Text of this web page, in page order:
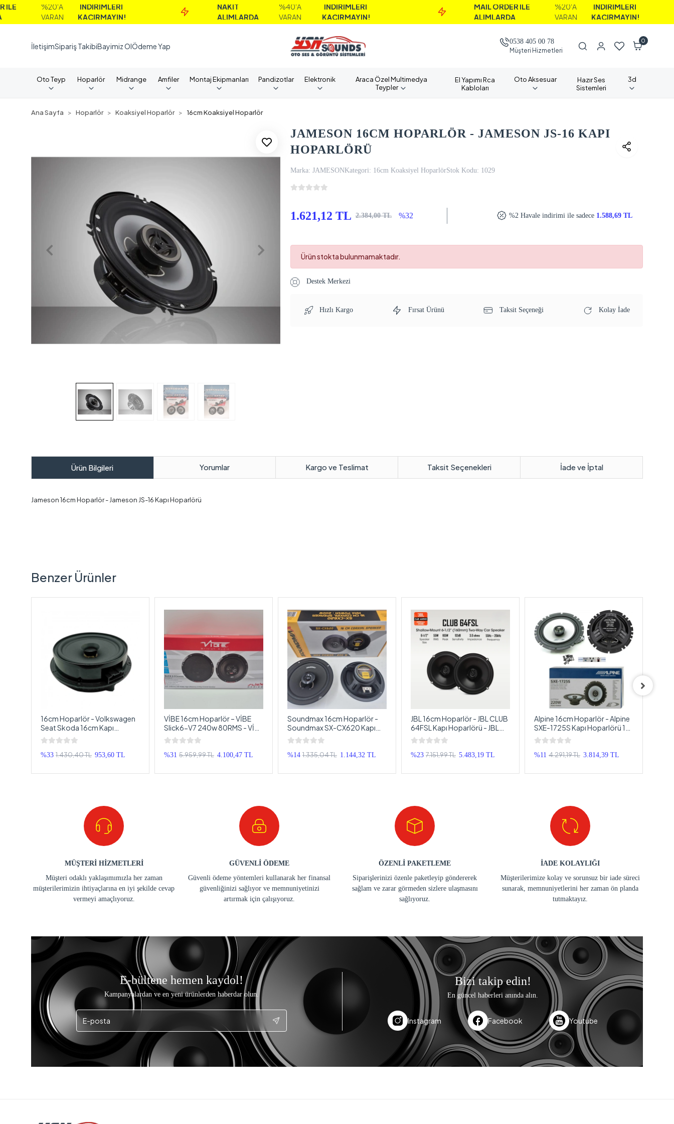
%20'A
İNDİRİMLERİ
KAÇIRMAYIN!
NAKİT
ALIMLARDA
VARAN
İNDİRİMLERİ
KAÇIRMAYIN!
MAİL ORDER İLE
ALIMLARDA
%20'A
İNDİRİMLERİ
KAÇIRMAYIN!
İletişimSipariş TakibiBayimiz OlÖdeme Yap
0538 405 00 78
Müşteri Hizmetleri
0
Oto Teyp Hoparlör Midrange Amfiler Montaj Ekipmanları Pandizotlar Elektronik
Araca Özel Multimedya
Teypler
El Yapımı Rca
Kabloları
Oto Aksesuar
Hazır Ses
Sistemleri
3d
Ana Sayfa Hoparlör Koaksiyel Hoparlör 16cm Koaksiyel Hoparlör
JAMESON 16CM HOPARLÖR - JAMESON JS-16 KAPI
HOPARLÖRÜ
Marka: JAMESONKategori: 16cm Koaksiyel HoparlörStok Kodu: 1029
1.621,12 TL 2.384,00 TL %32 %2 Havale indirimi ile sadece 1.588,69 TL
Ürün stokta bulunmamaktadır.
Destek Merkezi
Hızlı Kargo Fırsat Ürünü Taksit Seçeneği Kolay İade
Ürün Bilgileri Yorumlar Kargo ve Teslimat Taksit Seçenekleri İade ve İptal
Jameson 16cm Hoparlör - Jameson JS-16 Kapı Hoparlörü
Benzer Ürünler
16cm Hoparlör - Volkswagen
Seat Skoda 16cm Kapı
Hoparlörü - 1 Adet
%33 1.430,40 TL 953,60 TL
VİBE 16cm Hoparlör – VİBE
Slick6-V7 240w 80RMS - VİBE
Tweeterli , 16 cm Hoparlör
%31 5.959,99 TL 4.100,47 TL
Soundmax 16cm Hoparlör -
Soundmax SX-CX620 Kapı
Hoparlörü - Soundmax 16cm
Koaksiyel Hoparlör
%14 1.335,04 TL 1.144,32 TL
JBL 16cm Hoparlör - JBL CLUB
64FSL Kapı Hoparlörü - JBL
Profesyonel Hoparlör 16cm
%23 7.151,99 TL 5.483,19 TL
Alpine 16cm Hoparlör - Alpine
SXE-1725S Kapı Hoparlörü 16
cm - Alpine Profesyonel
Hoparlör 16cm
%11 4.291,19 TL 3.814,39 TL
MÜŞTERİ HİZMETLERİ
Müşteri odaklı yaklaşımımızla her zaman
müşterilerimizin ihtiyaçlarına en iyi şekilde cevap
vermeyi amaçlıyoruz.
GÜVENLİ ÖDEME
Güvenli ödeme yöntemleri kullanarak her finansal
güvenliğinizi sağlıyor ve memnuniyetinizi
artırmak için çalışıyoruz.
ÖZENLİ PAKETLEME
Siparişlerinizi özenle paketleyip göndererek
sağlam ve zarar görmeden sizlere ulaşmasını
sağlıyoruz.
İADE KOLAYLIĞI
Müşterilerimize kolay ve sorunsuz bir iade süreci
sunarak, memnuniyetlerini her zaman ön planda
tutmaktayız.
E-bültene hemen kaydol!
Kampanyalardan ve en yeni ürünlerden haberdar olun.
Bizi takip edin!
En güncel haberleri anında alın.
Instagram Facebook Youtube